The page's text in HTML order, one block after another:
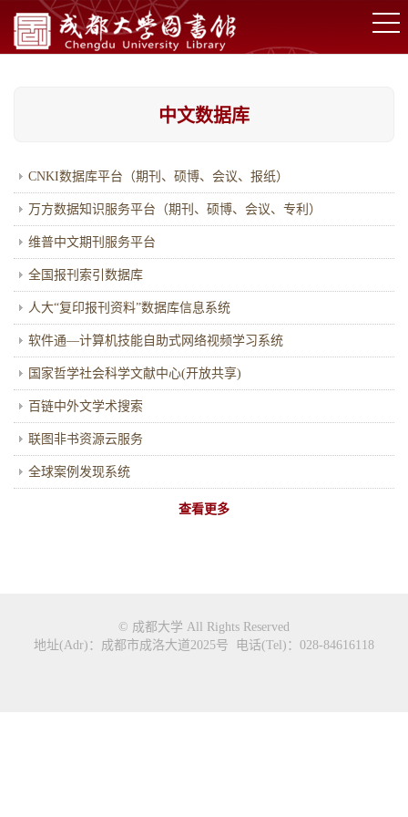
中文数据库
CNKI数据库平台（期刊、硕博、会议、报纸）
万方数据知识服务平台（期刊、硕博、会议、专利）
维普中文期刊服务平台
全国报刊索引数据库
人大“复印报刊资料”数据库信息系统
软件通—计算机技能自助式网络视频学习系统
国家哲学社会科学文献中心(开放共享)
百链中外文学术搜索
联图非书资源云服务
全球案例发现系统
查看更多
© 成都大学 All Rights Reserved
地址(Adr)：成都市成洛大道2025号 电话(Tel)：028-84616118